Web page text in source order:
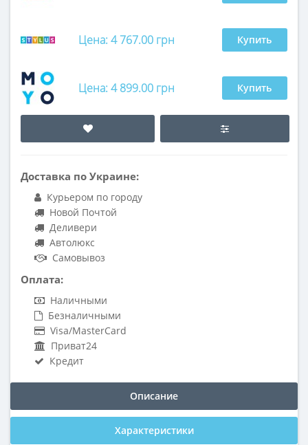
Цена: 4 767.00 грн Купить
Цена: 4 899.00 грн Купить
Доставка по Украине:
Курьером по городу
Новой Почтой
Деливери
Автолюкс
Самовывоз
Оплата:
Наличными
Безналичными
Visa/MasterCard
Приват24
Кредит
Описание
Характеристики